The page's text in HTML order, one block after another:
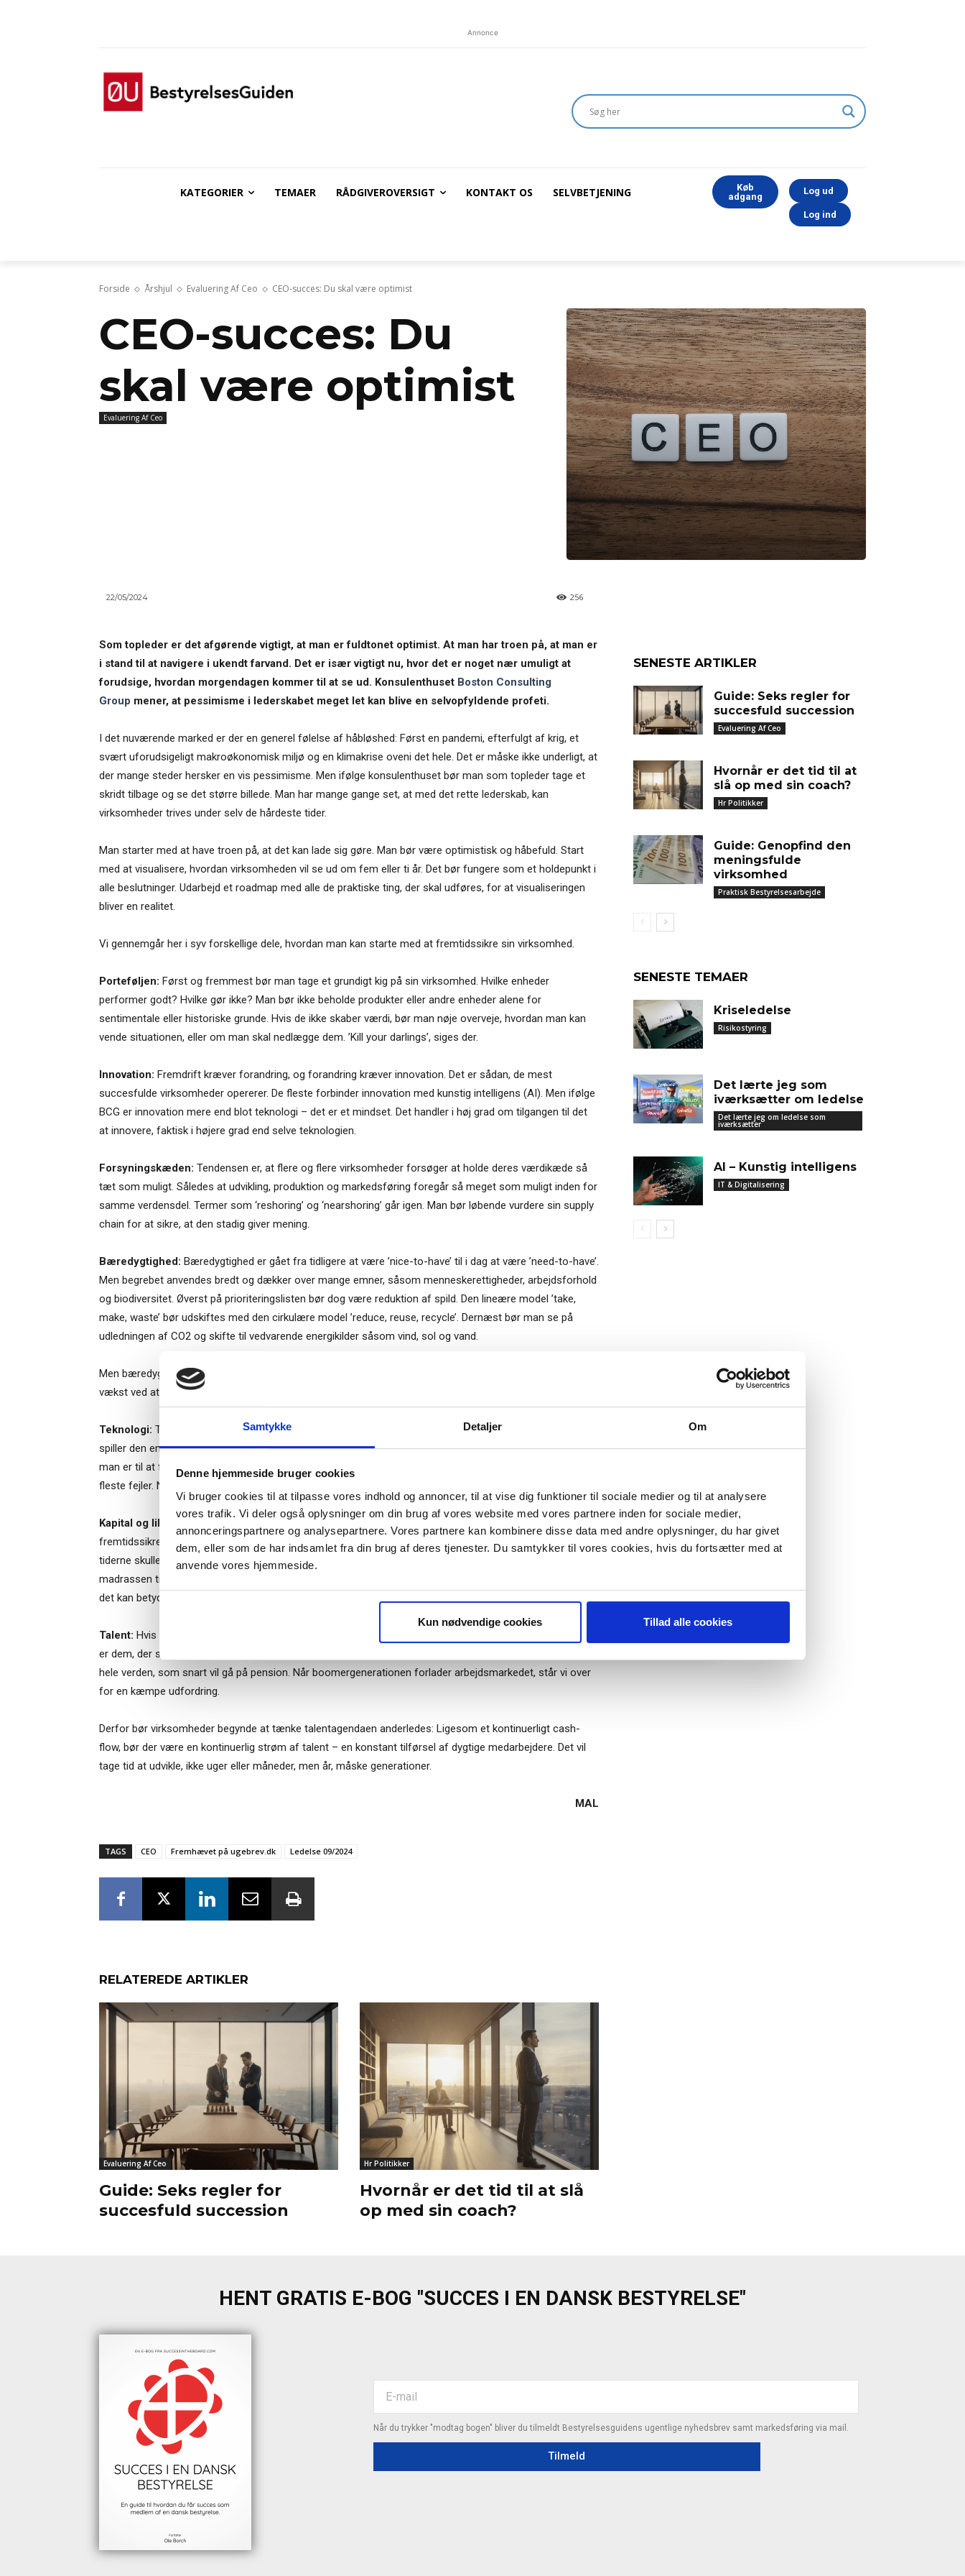
Samtykke Detaljer Om
Denne hjemmeside bruger cookies
Vi bruger cookies til at tilpasse vores indhold og annoncer, til at vise dig funktioner til sociale medier og til at analysere
vores trafik. Vi deler også oplysninger om din brug af vores website med vores partnere inden for sociale medier,
annonceringspartnere og analysepartnere. Vores partnere kan kombinere disse data med andre oplysninger, du har givet
dem, eller som de har indsamlet fra din brug af deres tjenester. Du samtykker til vores cookies, hvis du fortsætter med at
anvende vores hjemmeside.
Kun nødvendige cookies Tillad alle cookies
Annonce
KATEGORIER TEMAER RÅDGIVEROVERSIGT KONTAKT OS SELVBETJENING
Køb
adgang
Log ud
Log ind
Forside Årshjul Evaluering Af Ceo CEO-succes: Du skal være optimist
CEO-succes: Du
skal være optimist
Evaluering Af Ceo
22/05/2024 256
Som topleder er det afgørende vigtigt, at man er fuldtonet optimist. At man har troen på, at man er
i stand til at navigere i ukendt farvand. Det er især vigtigt nu, hvor det er noget nær umuligt at
forudsige, hvordan morgendagen kommer til at se ud. Konsulenthuset Boston Consulting
Group mener, at pessimisme i lederskabet meget let kan blive en selvopfyldende profeti.
I det nuværende marked er der en generel følelse af håbløshed: Først en pandemi, efterfulgt af krig, et
svært uforudsigeligt makroøkonomisk miljø og en klimakrise oveni det hele. Det er måske ikke underligt, at
der mange steder hersker en vis pessimisme. Men ifølge konsulenthuset bør man som topleder tage et
skridt tilbage og se det større billede. Man har mange gange set, at med det rette lederskab, kan
virksomheder trives under selv de hårdeste tider.
Man starter med at have troen på, at det kan lade sig gøre. Man bør være optimistisk og håbefuld. Start
med at visualisere, hvordan virksomheden vil se ud om fem eller ti år. Det bør fungere som et holdepunkt i
alle beslutninger. Udarbejd et roadmap med alle de praktiske ting, der skal udføres, for at visualiseringen
bliver en realitet.
Vi gennemgår her i syv forskellige dele, hvordan man kan starte med at fremtidssikre sin virksomhed.
Porteføljen: Først og fremmest bør man tage et grundigt kig på sin virksomhed. Hvilke enheder
performer godt? Hvilke gør ikke? Man bør ikke beholde produkter eller andre enheder alene for
sentimentale eller historiske grunde. Hvis de ikke skaber værdi, bør man nøje overveje, hvordan man kan
vende situationen, eller om man skal nedlægge dem. ’Kill your darlings’, siges der.
Innovation: Fremdrift kræver forandring, og forandring kræver innovation. Det er sådan, de mest
succesfulde virksomheder opererer. De fleste forbinder innovation med kunstig intelligens (AI). Men ifølge
BCG er innovation mere end blot teknologi – det er et mindset. Det handler i høj grad om tilgangen til det
at innovere, faktisk i højere grad end selve teknologien.
Forsyningskæden: Tendensen er, at flere og flere virksomheder forsøger at holde deres værdikæde så
tæt som muligt. Således at udvikling, produktion og markedsføring foregår så meget som muligt inden for
samme verdensdel. Termer som ‘reshoring’ og ‘nearshoring’ går igen. Man bør løbende vurdere sin supply
chain for at sikre, at den stadig giver mening.
Bæredygtighed: Bæredygtighed er gået fra tidligere at være ’nice-to-have’ til i dag at være ’need-to-have’.
Men begrebet anvendes bredt og dækker over mange emner, såsom menneskerettigheder, arbejdsforhold
og biodiversitet. Øverst på prioriteringslisten bør dog være reduktion af spild. Den lineære model ’take,
make, waste’ bør udskiftes med den cirkulære model ’reduce, reuse, recycle’. Dernæst bør man se på
udledningen af CO2 og skifte til vedvarende energikilder såsom vind, sol og vand.
Men bæredygtighed handler ikke kun om reducere spild og drivhusgasser – det handler også om at skabe
vækst ved at gribe nye muligheder.
Teknologi: Teknologi kan hurtigt blive betragtet som løsningen på alle vores problemer – og sandt nok
spiller den en afgørende rolle i stort set alle virksomheder. Men i sidste ende handler det om, hvor god
man er til at få hele virksomheden til at omfavne ny teknologi, og det er lederens ansvar. Det er her, de
fleste fejler. Ny teknologi bør integreres hele vejen rundt i virksomhedens daglige drift.
Kapital og likviditet:
Man bør sikre sig, at virksomheden kan stå imod mange mulige scenarier – altså
fremtidssikre. Det kræver, at man som leder sørger for at have ekstra likviditet at stå imod med, hvis
tiderne skulle blive ekstra svære. Det har vist sig, at det godt kan betale sig at gemme lidt under
madrassen til hårde tider. Det er måske ikke den mest effektive måde at drive virksomhed på, men hvis
det kan betyde overlevelse fremfor konkurs, giver det jo sig selv.
Talent: Hvis man ikke har dygtige og dedikerede medarbejdere, kan næsten alt andet være ligegyldigt. Det
er dem, der skal føre det hele ud i livet. Den store elefant i rummet er, at der er en aldrende arbejdsstyrke i
hele verden, som snart vil gå på pension. Når boomergenerationen forlader arbejdsmarkedet, står vi over
for en kæmpe udfordring.
Derfor bør virksomheder begynde at tænke talentagendaen anderledes: Ligesom et kontinuerligt cash-
flow, bør der være en kontinuerlig strøm af talent – en konstant tilførsel af dygtige medarbejdere. Det vil
tage tid at udvikle, ikke uger eller måneder, men år, måske generationer.
MAL
TAGS CEO Fremhævet på ugebrev.dk Ledelse 09/2024
RELATEREDE ARTIKLER
Evaluering Af Ceo
Guide: Seks regler for
succesfuld succession
Hr Politikker
Hvornår er det tid til at slå
op med sin coach?
SENESTE ARTIKLER
Guide: Seks regler for
succesfuld succession
Evaluering Af Ceo
Hvornår er det tid til at
slå op med sin coach?
Hr Politikker
Guide: Genopfind den
meningsfulde
virksomhed
Praktisk Bestyrelsesarbejde
SENESTE TEMAER
Kriseledelse
Risikostyring
Det lærte jeg som
iværksætter om ledelse
Det lærte jeg om ledelse som
iværksætter
AI – Kunstig intelligens
IT & Digitalisering
HENT GRATIS E-BOG "SUCCES I EN DANSK BESTYRELSE"
Når du trykker "modtag bogen" bliver du tilmeldt Bestyrelsesguidens ugentlige nyhedsbrev samt markedsføring via mail.
Tilmeld
– og modtag Ole Borchs bog
“Succes i en dansk bestyrelse”
Når du trykker "modtag bogen" bliver du tilmeldt